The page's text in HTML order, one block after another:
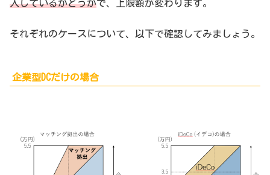
入しているかどうかで、上限額が変わります。
それぞれのケースについて、以下で確認してみましょう。
企業型DCだけの場合